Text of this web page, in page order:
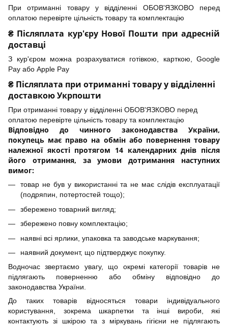
При отриманні товару у відділенні ОБОВ'ЯЗКОВО перед
оплатою перевірте цільність товару та комплектацію
₴ Післяплата кур'єру Нової Пошти при адресній
доставці
З кур'єром можна розрахуватися готівкою, карткою, Google
Pay або Apple Pay
₴ Післяплата при отриманні товару у відділенні
доставкою Укрпошти
При отриманні товару у відділенні ОБОВ'ЯЗКОВО перед
оплатою перевірте цільність товару та комплектацію
Відповідно до чинного законодавства України,
покупець має право на обмін або повернення товару
належної якості протягом 14 календарних днів після
його отримання, за умови дотримання наступних
вимог:
товар не був у використанні та не має слідів експлуатації
(подряпин, потертостей тощо);
збережено товарний вигляд;
збережено повну комплектацію;
наявні всі ярлики, упаковка та заводське маркування;
наявний документ, що підтверджує покупку.
Водночас звертаємо увагу, що окремі категорії товарів не
підлягають поверненню або обміну відповідно до
законодавства України.
До таких товарів відносяться товари індивідуального
користування, зокрема шкарпетки та інші вироби, які
контактують зі шкірою та з міркувань гігієни не підлягають